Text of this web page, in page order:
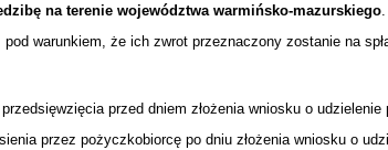
na terenie województwa warmińsko-mazurskiego
warunkiem, że ich zwrot przeznaczony zostanie na
przed dniem złożenia wniosku o
przez pożyczkobiorcę po dniu złożenia wniosku o